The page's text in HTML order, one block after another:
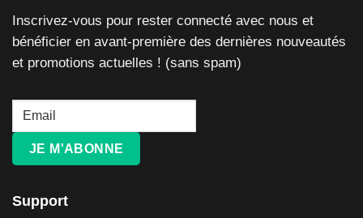
Inscrivez-vous pour rester connecté avec nous et
bénéficier en avant-première des dernières nouveautés
et promotions actuelles ! (sans spam)
JE M'ABONNE
Support